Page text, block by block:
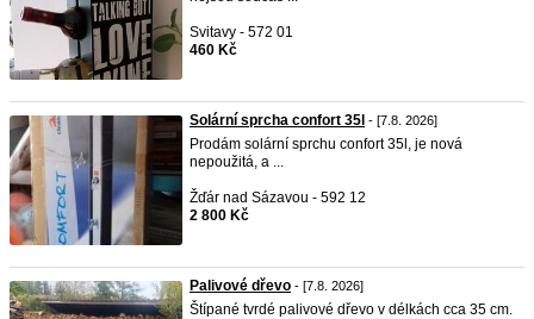
Svitavy - 572 01
460 Kč
Solární sprcha confort 35l - [7.8. 2026]
Prodám solární sprchu confort 35l, je nová
nepoužitá, a ...
Žďár nad Sázavou - 592 12
2 800 Kč
Palivové dřevo - [7.8. 2026]
Štípané tvrdé palivové dřevo v délkách cca 35 cm.